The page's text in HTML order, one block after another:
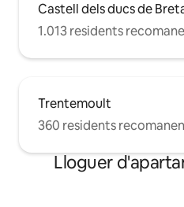
Castell dels ducs de
1.013 residents
Trentemoult
360 residents recomanen
Lloguer